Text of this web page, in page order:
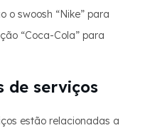
o swoosh “Nike” para
“Coca-Cola” para
de serviços
estão relacionadas a